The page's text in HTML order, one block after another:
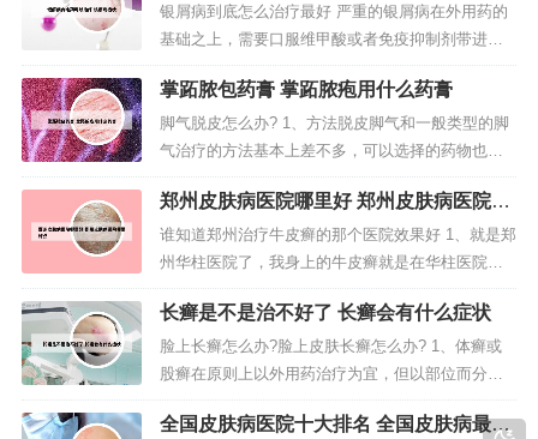
银屑病到底怎么治疗最好 严重的银屑病在外用药的
基础之上，需要口服维甲酸或者免疫抑制剂带进行
治疗，目前出现了大量的生物制剂，对于重度的银
屑病来说，生物制剂的治疗效果会更好。方法一：
外用药。如果人们在患上银屑病的初期阶段，其发
病面积并不是特大，就可以考虑采用外用药物进行
治疗，药物的浓度应由低至高，选用哪...
掌跖脓包药膏 掌跖脓疱用什么药膏
脚气脱皮怎么办? 1、方法脱皮脚气和一般类型的脚
气治疗的方法基本上差不多，可以选择的药物也比
较多，一般主要是通过西药的方法来进行治疗，而
且大部分是外用药物。方法达克宁主要用于脚气的
预防和治疗以及足部健康护理。2、建议先用温水浸
泡，擦干，去除死皮。脚趾间用棉花覆盖，再用足
宜舒于棉花上面，持续贴附2小时...
郑州皮肤病医院哪里好 郑州皮肤病医院哪
里好点
谁知道郑州治疗牛皮癣的那个医院效果好 1、就是郑
州华柱医院了，我身上的牛皮癣就是在华柱医院治
好的，华柱医院的药用后止痒比较快，见效也很快
的。2、【郑州华柱医院牛皮癣治疗中心】的王华柱
大夫治疗牛皮癣不错。我大伯的外侄女就在是这家
医院治好的。地址在 郑州市二七广场东行100米路
北华柱医院。3、郑州金水区...
长癣是不是治不好了 长癣会有什么症状
脸上长癣怎么办?脸上皮肤长癣怎么办? 1、体癣或
股癣在原则上以外用药治疗为宜，但以部位而分别
选药。2、治疗一：长癣之后要多喝一些水。一定要
多喝水，出门前_一点防过敏的药，药店都有卖也很
全国皮肤病医院十大排名 全国皮肤病最好